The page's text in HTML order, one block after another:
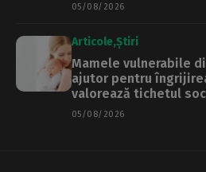
05/08/2026
Articole Știri
Mamele vulnerabile
ajutor pentru
valorează tichetul
05/08/2026